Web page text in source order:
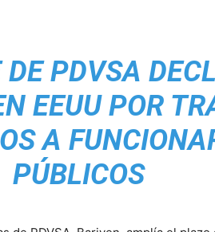
DE PDVSA
EEUU POR
A
PÚBLICOS